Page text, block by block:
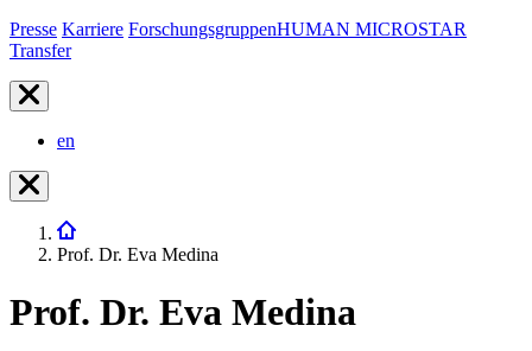
Presse Karriere ForschungsgruppenHUMAN MICROSTAR
Transfer
en
Prof. Dr. Eva Medina
Prof. Dr. Eva Medina